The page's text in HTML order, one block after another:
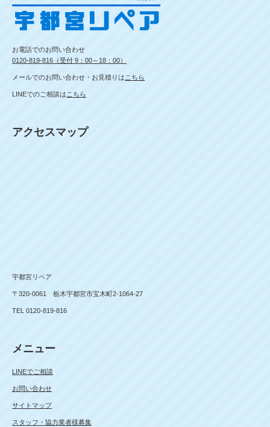
お電話でのお問い合わせ
0120-819-816（受付 9：00～18：00）
メールでのお問い合わせ・お見積りは こちら
LINEでのご相談は こちら
アクセスマップ
宇都宮リペア
〒320-0061 栃木宇都宮市宝木町2-1064-27
TEL 0120-819-816
メニュー
LINEでご相談
お問い合わせ
サイトマップ
スタッフ・協力業者様募集